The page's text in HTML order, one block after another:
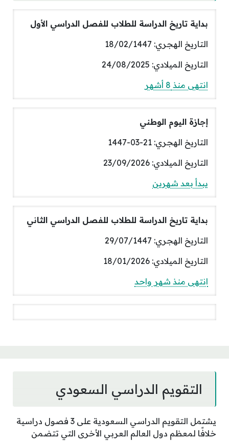
بداية تاريخ الدراسة للطلاب للفصل الدراسي الأول
التاريخ الهجري: 18/02/1447
التاريخ الميلادي: 24/08/2025
انتهى منذ 8 أشهر
إجازة اليوم الوطني
التاريخ الهجري: 21-03-1447
التاريخ الميلادي: 23/09/2026
يبدأ بعد شهرين
بداية تاريخ الدراسة للطلاب للفصل الدراسي الثاني
التاريخ الهجري: 29/07/1447
التاريخ الميلادي: 18/01/2026
انتهى منذ شهر واحد
التقويم الدراسي السعودي
يشتمل التقويم الدراسي السعودية على 3 فصول دراسية
خلافًا لمعظم دول العالم العربي الأخرى التي تتضمن